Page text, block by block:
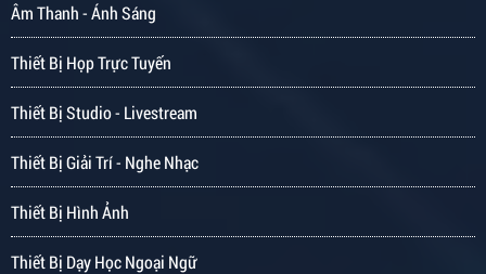
Âm Thanh - Ánh Sáng
Thiết Bị Họp Trực Tuyến
Thiết Bị Studio - Livestream
Thiết Bị Giải Trí - Nghe Nhạc
Thiết Bị Hình Ảnh
Thiết Bị Dạy Học Ngoại Ngữ